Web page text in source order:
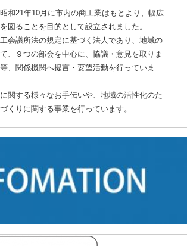
和21年10月に市内の商工業はもとより、幅広
図ることを目的として設立されました。
会議所法の規定に基づく法人であり、地域の
、９つの部会を中心に、協議・意見を取りま
、関係機関へ提言・要望活動を行っていま
関する様々なお手伝いや、地域の活性化のた
くりに関する事業を行っています。